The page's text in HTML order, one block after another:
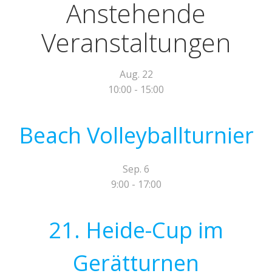
Anstehende
Veranstaltungen
Aug. 22
10:00 - 15:00
Beach Volleyballturnier
Sep. 6
9:00 - 17:00
21. Heide-Cup im
Gerätturnen